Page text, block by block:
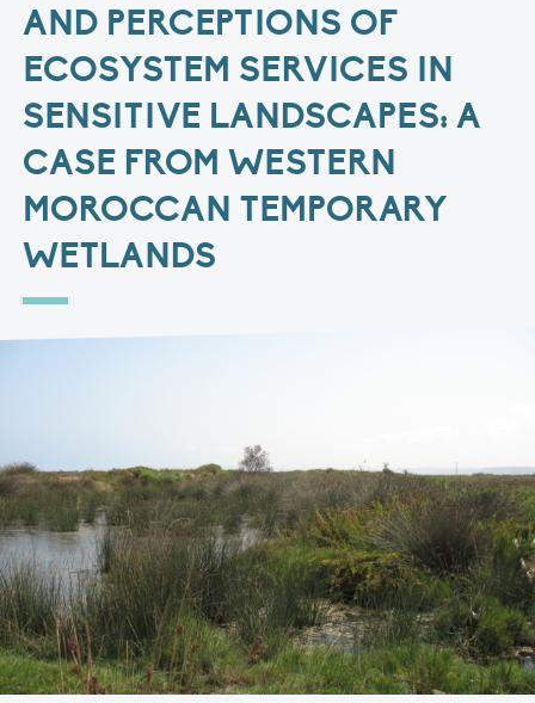
AND PERCEPTIONS OF
ECOSYSTEM SERVICES IN
SENSITIVE LANDSCAPES: A
CASE FROM WESTERN
MOROCCAN TEMPORARY
WETLANDS